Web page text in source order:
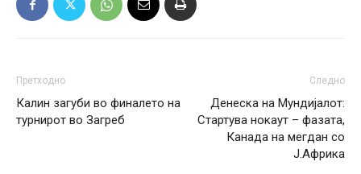
Претходно
Калин загуби во финалето на
турнирот во Загреб
Следно
Денеска на Мундијалот:
Стартува нокаут – фазата,
Канада на мегдан со
Ј.Африка